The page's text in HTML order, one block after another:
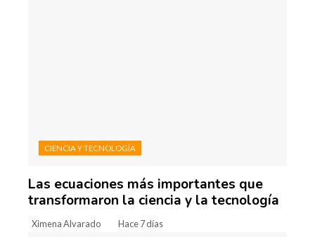
CIENCIA Y TECNOLOGÍA
Las ecuaciones más importantes que
transformaron la ciencia y la tecnología
Ximena Alvarado Hace 7 días